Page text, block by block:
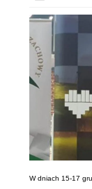
W dniach 15-17